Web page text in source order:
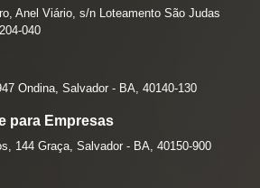
Anel Viário, s/n Loteamento São Judas
040
Ondina, Salvador - BA, 40140-130
para Empresas
144 Graça, Salvador - BA, 40150-900